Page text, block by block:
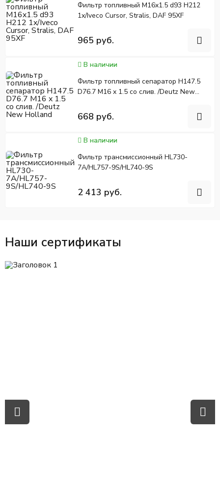
Фильтр топливный M16x1.5 d93 H212
1x/Iveco Cursor, Stralis, DAF 95XF
965 руб.
В наличии
Фильтр топливный сепаратор H147.5
D76.7 M16 x 1.5 со слив. /Deutz New
668 руб.
В наличии
Фильтр трансмиссионный HL730-
7A/HL757-9S/HL740-9S
2 413 руб.
Наши сертификаты